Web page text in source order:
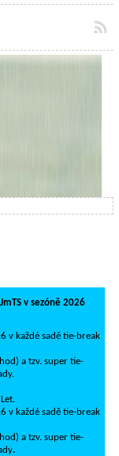
v sezóně 2026
v každé sadě tie-break
a tzv. super tie-
v každé sadě tie-break
a tzv. super tie-
.